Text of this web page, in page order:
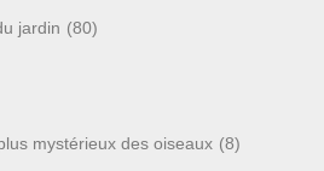
jardin (80)
mystérieux des oiseaux (8)